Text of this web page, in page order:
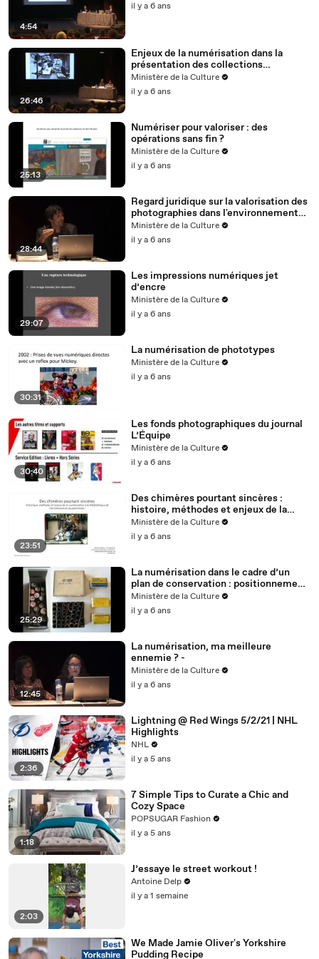
4:54
il y a 6 ans
26:46
Enjeux de la numérisation dans la
présentation des collections
photographiques
Ministère de la Culture
il y a 6 ans
25:13
Numériser pour valoriser : des
opérations sans fin ?
Ministère de la Culture
il y a 6 ans
28:44
Regard juridique sur la valorisation des
photographies dans l'environnement
numérique
Ministère de la Culture
il y a 6 ans
29:07
Les impressions numériques jet
d’encre
Ministère de la Culture
il y a 6 ans
30:31
La numérisation de phototypes
Ministère de la Culture
il y a 6 ans
30:40
Les fonds photographiques du journal
L’Équipe
Ministère de la Culture
il y a 6 ans
23:51
Des chimères pourtant sincères :
histoire, méthodes et enjeux de la
numérisation à la Médiathèque de
l'architecture et du patrimoine.
Ministère de la Culture
il y a 6 ans
25:29
La numérisation dans le cadre d’un
plan de conservation : positionnement
et questionnement du restaurateur.
Ministère de la Culture
il y a 6 ans
12:45
La numérisation, ma meilleure
ennemie ? -
Ministère de la Culture
il y a 6 ans
2:36
Lightning @ Red Wings 5/2/21 | NHL
Highlights
NHL
il y a 5 ans
1:18
7 Simple Tips to Curate a Chic and
Cozy Space
POPSUGAR Fashion
il y a 5 ans
2:03
J’essaye le street workout !
Antoine Delp
il y a 1 semaine
We Made Jamie Oliver's Yorkshire
Pudding Recipe